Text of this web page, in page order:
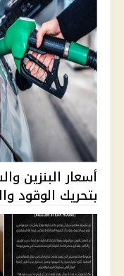
أسعار البنزين
بتحريك الوقود